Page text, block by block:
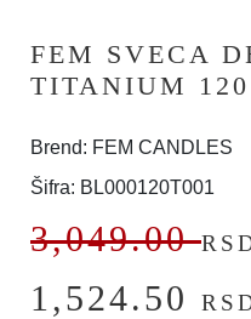
FEM SVECA
TITANIUM 120
Brend: FEM CANDLES
Šifra: BL000120T001
3,049.00
1,524.50